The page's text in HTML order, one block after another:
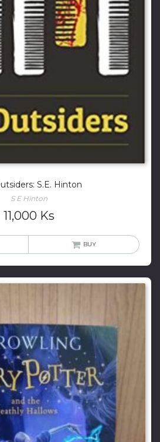
S.E. Hinton
S E Hinton
11,000 Ks
BUY